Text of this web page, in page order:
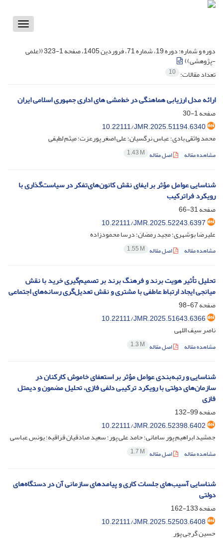
Toggle
دوره و شماره:
دوره 19، شماره 71، فروردین 1405، صفحه 1-323 ((علمی
-پژوهشی))
تعداد مقالات: 10
ارائه مدل ارزیابی هماهنگی در خط‌مشی های اداری جمهوری اسلامی ایران
صفحه1-30
10.22111/JMR.2025.51194.6340
محمد واثقی بادی؛ عباس نرگسیان؛ علی اصغر پورعزت؛ میثم لطیفی
مشاهده مقاله اصل مقاله 1.43 M
شناسایی عوامل مؤثر بر ایفای نقش‌ کانون‌های‌تفکر در سیاست‌گذاری با
رویکرد فراترکیب
صفحه31-66
10.22111/JMR.2025.52243.6397
علیرضا بوشهری؛ مجید رمضان؛ درسا محمودزاده
مشاهده مقاله اصل مقاله 1.55 M
تحلیل تأثیر هویت برند و فرهنگ برند بر تصمیم‌گیری خرید با نقش
میانجی ایجاد ارتباط عاطفی با مشتری و نقش تعدیل‌گری رسانه‌های اجتماعی
صفحه67-98
10.22111/JMR.2025.51643.6366
ناصر سیف اللهی
مشاهده مقاله اصل مقاله 1.3 M
شناسایی و رتبه‌بندی عوامل مؤثر بر استعفای خاموش کارکنان در
سازمان‌های دولتی با رویکرد ترکیبی دلفی فازی، تحلیل مضمون و دیمتل
فازی
صفحه99-132
10.22111/JMR.2026.52398.6402
جمشید ابراهیم پور سامانی؛ حامد علی پور؛ سعید صادقیان قراقیه؛ یونس عباسی
مشاهده مقاله اصل مقاله 1.7 M
شناسایی آسیب‌های جلسات کاری و پیامدهای سازمانی آن در دستگاه‌های
دولتی
صفحه133-162
10.22111/JMR.2025.52503.6408
حسین گرجی پور